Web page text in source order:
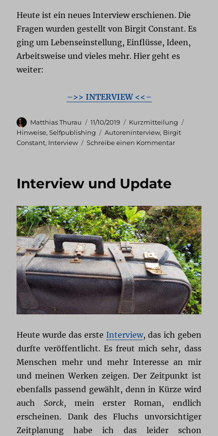
Heute ist ein neues Interview erschienen. Die
Fragen wurden gestellt von Birgit Constant. Es
ging um Lebenseinstellung, Einflüsse, Ideen,
Arbeitsweise und vieles mehr. Hier geht es
weiter:
–>> INTERVIEW <<–
Autor
Matthias Thurau
Veröffentlicht
am
11/10/2019 Format
Kurzmitteilung
Hinweise,Selfpublishing Schlagwörter
Autoreninterview, Birgit
Constant, Interview Schreibe einen Kommentarzu
Interview und Update
Heute wurde das erste Interview, das ich geben
durfte veröffentlicht. Es freut mich sehr, dass
Menschen mehr und mehr Interesse an mir
und meinen Werken zeigen. Der Zeitpunkt ist
ebenfalls passend gewählt, denn in Kürze wird
auch Sorck, mein erster Roman, endlich
erscheinen. Dank des Fluchs unvorsichtiger
Zeitplanung habe ich das leider schon